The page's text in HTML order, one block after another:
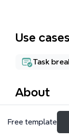
Use cases
Task
About
El 'Proyecto
Xmind ofrece
Free template